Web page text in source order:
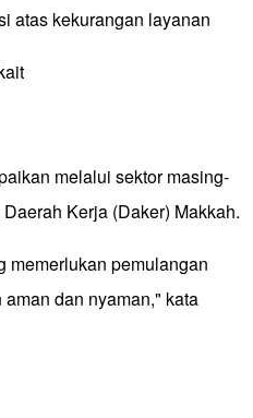
atas kekurangan layanan
melalui sektor masing-
Kerja (Daker) Makkah.
memerlukan pemulangan
dan nyaman," kata